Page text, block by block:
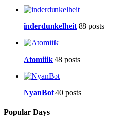
inderdunkelheit 88 posts
Atomiiik 48 posts
NyanBot 40 posts
Popular Days